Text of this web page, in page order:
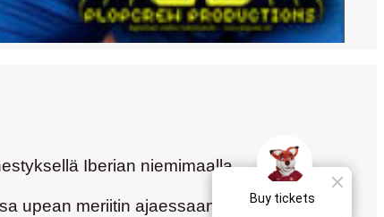
Iberian niemimaalla.
upean meriitin ajaessaan Spanish GT -